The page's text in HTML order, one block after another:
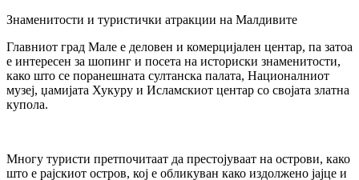
Знаменитости и туристички атракции на Малдивите
Главниот град Мале е деловен и комерцијален центар, па затоа
е интересен за шопинг и посета на историски знаменитости,
како што се поранешната султанска палата, Националниот
музеј, џамијата Хукуру и Исламскиот центар со својата златна
купола.
Многу туристи претпочитаат да престојуваат на острови, како
што е рајскиот остров, кој е обликуван како издолжено јајце и